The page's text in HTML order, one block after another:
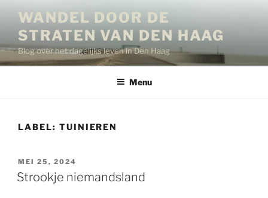
inhoud
WANDEL DOOR DE
STRATEN VAN DEN HAAG
Blog over het dagelijks leven in Den Haag
Menu
LABEL: TUINIEREN
GEPLAATST
OP
MEI 25, 2024
Strookje niemandsland